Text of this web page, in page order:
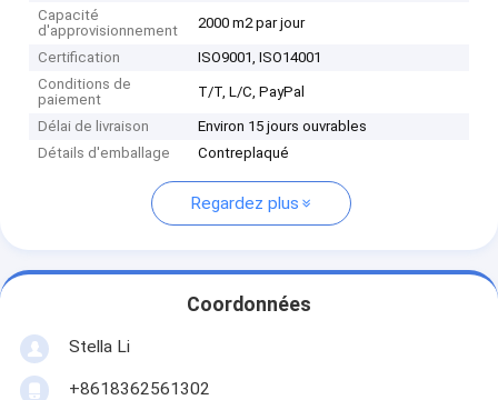
Capacité
d'approvisionnement
2000 m2 par jour
Certification
ISO9001, ISO14001
Conditions de
paiement
T/T, L/C, PayPal
Délai de livraison
Environ 15 jours ouvrables
Détails d'emballage
Contreplaqué
Regardez plus
Coordonnées
Stella Li
+8618362561302